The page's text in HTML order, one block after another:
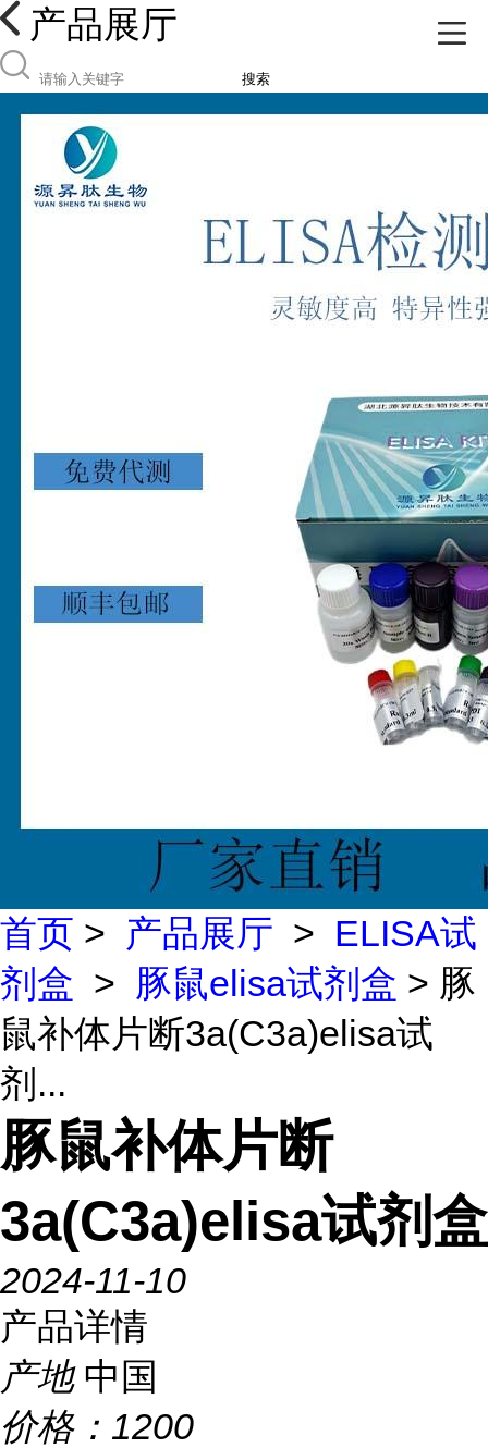
产品展厅
搜索
首页 > 产品展厅 > ELISA试
剂盒 > 豚鼠elisa试剂盒 > 豚
鼠补体片断3a(C3a)elisa试
剂...
豚鼠补体片断
3a(C3a)elisa试剂盒
2024-11-10
产品详情
产地 中国
价格： 1200